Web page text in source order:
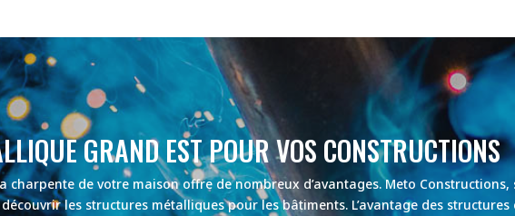
GRAND EST POUR VOS CONSTRUCTIONS
charpente de votre maison offre de nombreux d’avantages. Meto
les structures métalliques pour les bâtiments. L’avantage des